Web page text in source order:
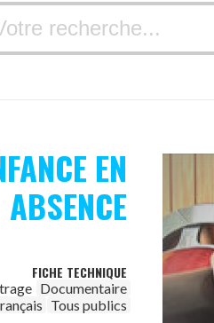
EN
ABSENCE
FICHE TECHNIQUE
Documentaire
Tous publics